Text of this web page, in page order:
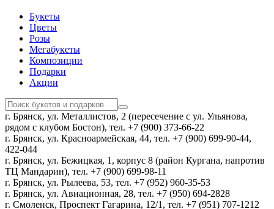
Букеты
Цветы
Розы
Мегабукеты
Композиции
Подарки
Акции
г. Брянск, ул. Металлистов, 2 (пересечение с ул. Ульянова,
рядом с клубом Бостон), тел. +7 (900) 373-66-22
г. Брянск, ул. Красноармейская, 44, тел. +7 (900) 699-90-44,
422-044
г. Брянск, ул. Бежицкая, 1, корпус 8 (район Кургана, напротив
ТЦ Мандарин), тел. +7 (900) 699-98-11
г. Брянск, ул. Рылеева, 53, тел. +7 (952) 960-35-53
г. Брянск, ул. Авиационная, 28, тел. +7 (950) 694-2828
г. Смоленск, Проспект Гагарина, 12/1, тел. +7 (951) 707-1212